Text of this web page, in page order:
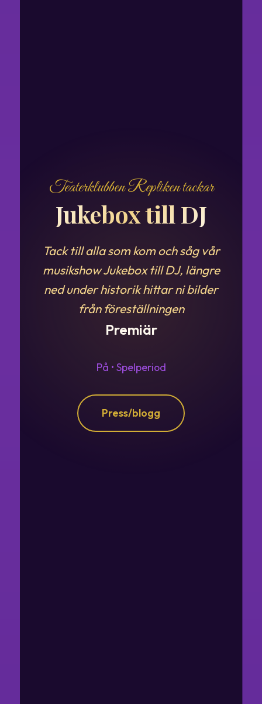
Teaterklubben Repliken tackar
Jukebox till DJ
Tack till alla som kom och såg vår
musikshow Jukebox till DJ, längre
ned under historik hittar ni bilder
från föreställningen
Premiär
På • Spelperiod
Press/blogg